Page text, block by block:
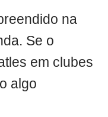
na
Se o
em clubes
algo